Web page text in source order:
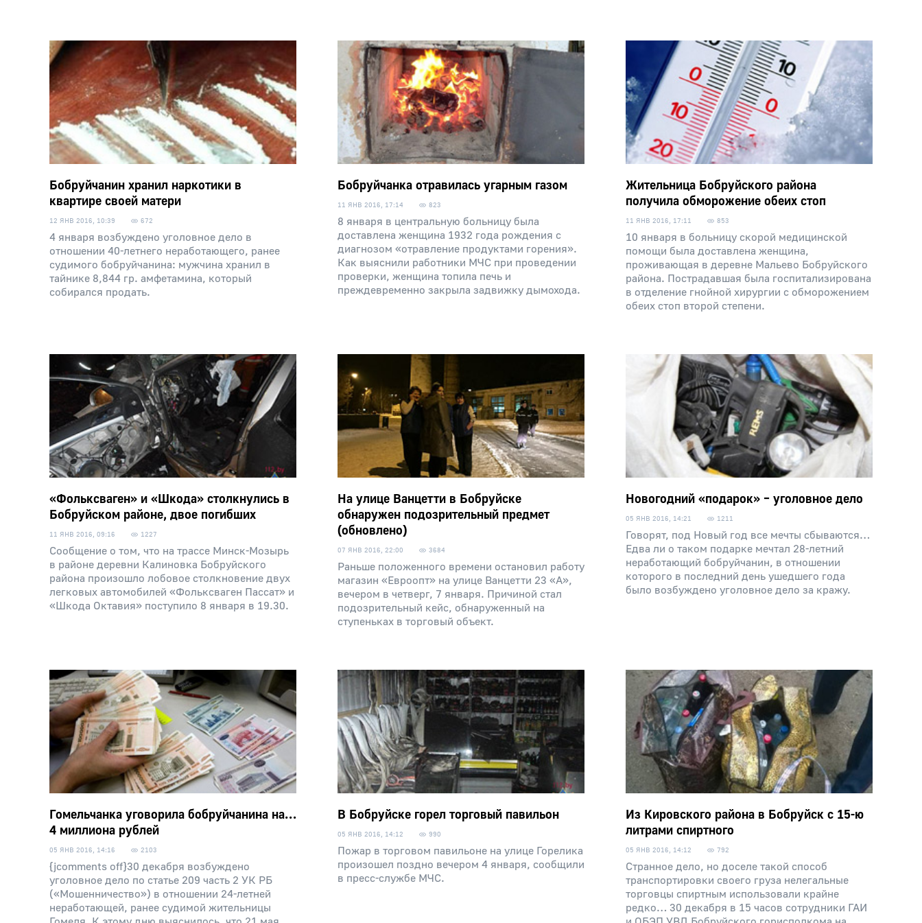
Бобруйчанин хранил наркотики в
квартире своей матери
12 ЯНВ 2016, 10:39 672
4 января возбуждено уголовное дело в
отношении 40-летнего неработающего, ранее
судимого бобруйчанина: мужчина хранил в
тайнике 8,844 гр. амфетамина, который
собирался продать.
Бобруйчанка отравилась угарным газом
11 ЯНВ 2016, 17:14 823
8 января в центральную больницу была
доставлена женщина 1932 года рождения с
диагнозом «отравление продуктами горения».
Как выяснили работники МЧС при проведении
проверки, женщина топила печь и
преждевременно закрыла задвижку дымохода.
Жительница Бобруйского района
получила обморожение обеих стоп
11 ЯНВ 2016, 17:11 853
10 января в больницу скорой медицинской
помощи была доставлена женщина,
проживающая в деревне Мальево Бобруйского
района. Пострадавшая была госпитализирована
в отделение гнойной хирургии с обморожением
обеих стоп второй степени.
«Фольксваген» и «Шкода» столкнулись в
Бобруйском районе, двое погибших
11 ЯНВ 2016, 09:16 1227
Сообщение о том, что на трассе Минск-Мозырь
в районе деревни Калиновка Бобруйского
района произошло лобовое столкновение двух
легковых автомобилей «Фольксваген Пассат» и
«Шкода Октавия» поступило 8 января в 19.30.
На улице Ванцетти в Бобруйске
обнаружен подозрительный предмет
(обновлено)
07 ЯНВ 2016, 22:00 3684
Раньше положенного времени остановил работу
магазин «Евроопт» на улице Ванцетти 23 «А»,
вечером в четверг, 7 января. Причиной стал
подозрительный кейс, обнаруженный на
ступеньках в торговый объект.
Новогодний «подарок» – уголовное дело
05 ЯНВ 2016, 14:21 1211
Говорят, под Новый год все мечты сбываются…
Едва ли о таком подарке мечтал 28-летний
неработающий бобруйчанин, в отношении
которого в последний день ушедшего года
было возбуждено уголовное дело за кражу.
Гомельчанка уговорила бобруйчанина на…
4 миллиона рублей
05 ЯНВ 2016, 14:16 2103
{jcomments off}30 декабря возбуждено
уголовное дело по статье 209 часть 2 УК РБ
(«Мошенничество») в отношении 24-летней
неработающей, ранее судимой жительницы
В Бобруйске горел торговый павильон
05 ЯНВ 2016, 14:12 990
Пожар в торговом павильоне на улице Горелика
произошел поздно вечером 4 января, сообщили
в пресс-службе МЧС.
Из Кировского района в Бобруйск с 15-ю
литрами спиртного
05 ЯНВ 2016, 14:12 792
Странное дело, но доселе такой способ
транспортировки своего груза нелегальные
торговцы спиртным использовали крайне
редко… 30 декабря в 15 часов сотрудники ГАИ